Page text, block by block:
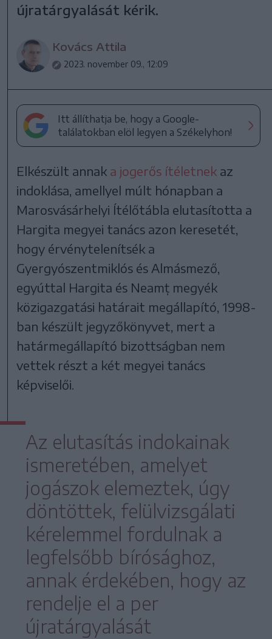
újratárgyalását kérik.
Kovács Attila
2023. november 09., 12:09
Itt állíthatja be, hogy a Google-
találatokban elöl legyen a Székelyhon!
Elkészült annak a jogerős ítéletnek az
indoklása, amellyel múlt hónapban a
Marosvásárhelyi Ítélőtábla elutasította a
Hargita megyei tanács azon keresetét,
hogy érvénytelenítsék a
Gyergyószentmiklós és Almásmező,
egyúttal Hargita és Neamț megyék
közigazgatási határait megállapító, 1998-
ban készült jegyzőkönyvet, mert a
határmegállapító bizottságban nem
vettek részt a két megyei tanács
képviselői.
Az elutasítás indokainak
ismeretében, amelyet
jogászok elemeztek, úgy
döntöttek, felülvizsgálati
kérelemmel fordulnak a
legfelsőbb bírósághoz,
annak érdekében, hogy az
rendelje el a per
újratárgyalását